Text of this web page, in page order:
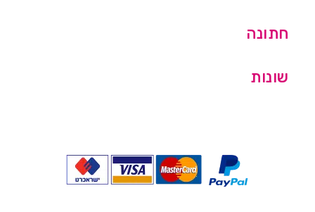
חתונה
שונות